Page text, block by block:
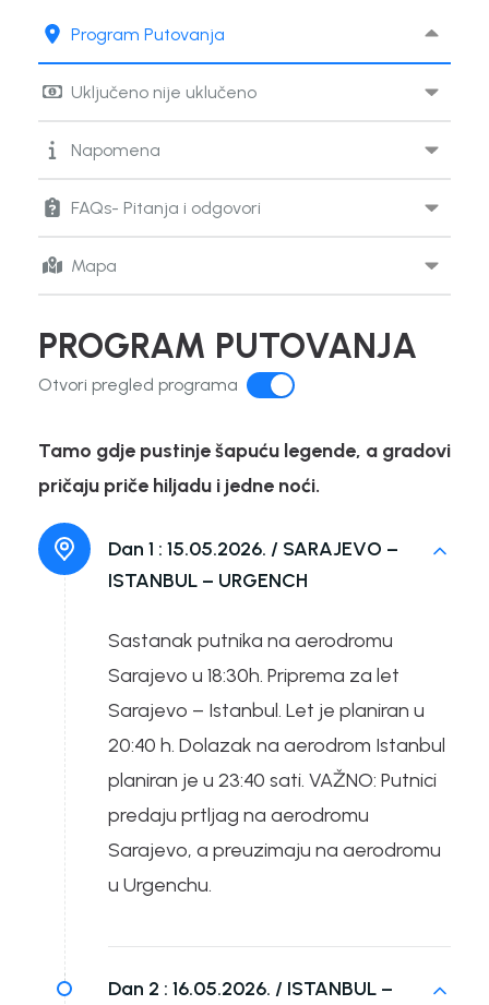
Program Putovanja
Uključeno nije uklučeno
Napomena
FAQs- Pitanja i odgovori
Mapa
PROGRAM PUTOVANJA
Otvori pregled programa
Tamo gdje pustinje šapuću legende, a gradovi
pričaju priče hiljadu i jedne noći.
Dan 1 : 15.05.2026. / SARAJEVO –
ISTANBUL – URGENCH
Sastanak putnika na aerodromu
Sarajevo u 18:30h. Priprema za let
Sarajevo – Istanbul. Let je planiran u
20:40 h. Dolazak na aerodrom Istanbul
planiran je u 23:40 sati. VAŽNO: Putnici
predaju prtljag na aerodromu
Sarajevo, a preuzimaju na aerodromu
u Urgenchu.
Dan 2 : 16.05.2026. / ISTANBUL –